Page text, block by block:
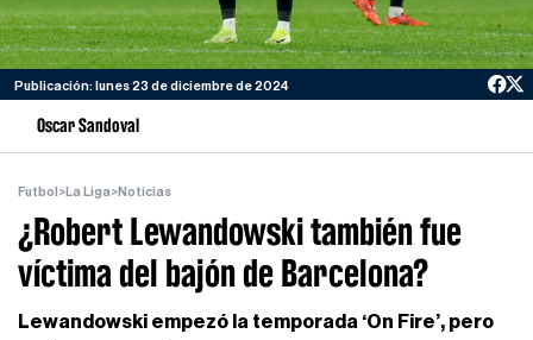
Publicación: lunes 23 de diciembre de 2024
Oscar Sandoval
Futbol >La Liga>Noticias
¿Robert Lewandowski también fue
víctima del bajón de Barcelona?
Lewandowski empezó la temporada ‘On Fire’, pero